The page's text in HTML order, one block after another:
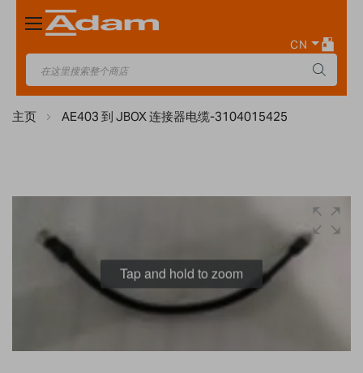
Toggle
Nav
CN
主页 AE403 到 JBOX 连接器电缆-3104015425
Tap and hold to zoom